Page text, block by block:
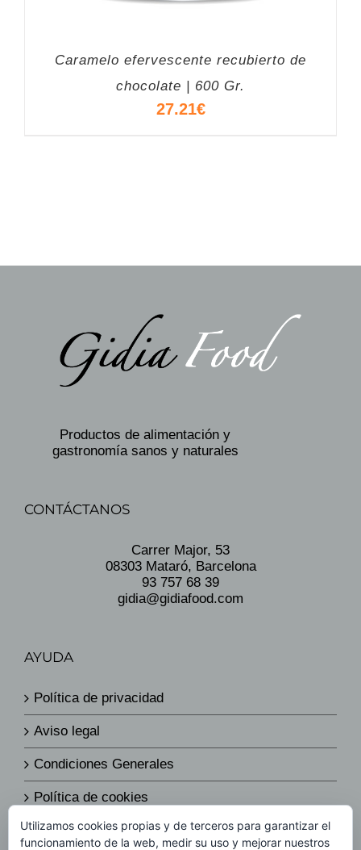
Caramelo efervescente recubierto de
chocolate | 600 Gr.
27.21€
Productos de alimentación y
gastronomía sanos y naturales
CONTÁCTANOS
Carrer Major, 53
08303 Mataró, Barcelona
93 757 68 39
gidia@gidiafood.com
AYUDA
Política de privacidad
Aviso legal
Condiciones Generales
Política de cookies
Política de envíos y devoluciones
Utilizamos cookies propias y de terceros para garantizar el
funcionamiento de la web, medir su uso y mejorar nuestros